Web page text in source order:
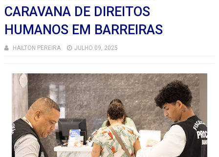
CARAVANA DE DIREITOS
HUMANOS EM BARREIRAS
HAILTON PEREIRA JULHO 09, 2025